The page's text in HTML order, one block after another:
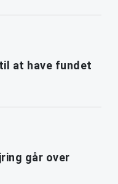
at have fundet
går over